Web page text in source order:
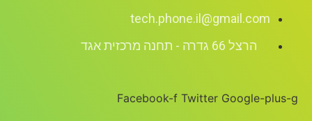
Facebook-f Twitter